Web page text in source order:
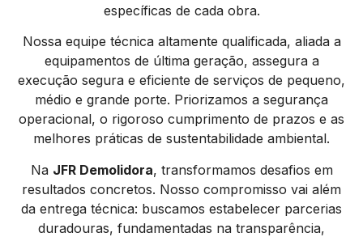
específicas de cada obra.
Nossa equipe técnica altamente qualificada, aliada a
equipamentos de última geração, assegura a
execução segura e eficiente de serviços de pequeno,
médio e grande porte. Priorizamos a segurança
operacional, o rigoroso cumprimento de prazos e as
melhores práticas de sustentabilidade ambiental.
Na JFR Demolidora, transformamos desafios em
resultados concretos. Nosso compromisso vai além
da entrega técnica: buscamos estabelecer parcerias
duradouras, fundamentadas na transparência,